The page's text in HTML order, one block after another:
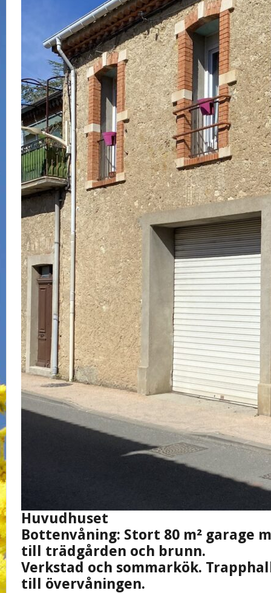
Huvudhuset
Bottenvåning: Stort 80 m² garage
till trädgården och brunn.
Verkstad och sommarkök.
till övervåningen.